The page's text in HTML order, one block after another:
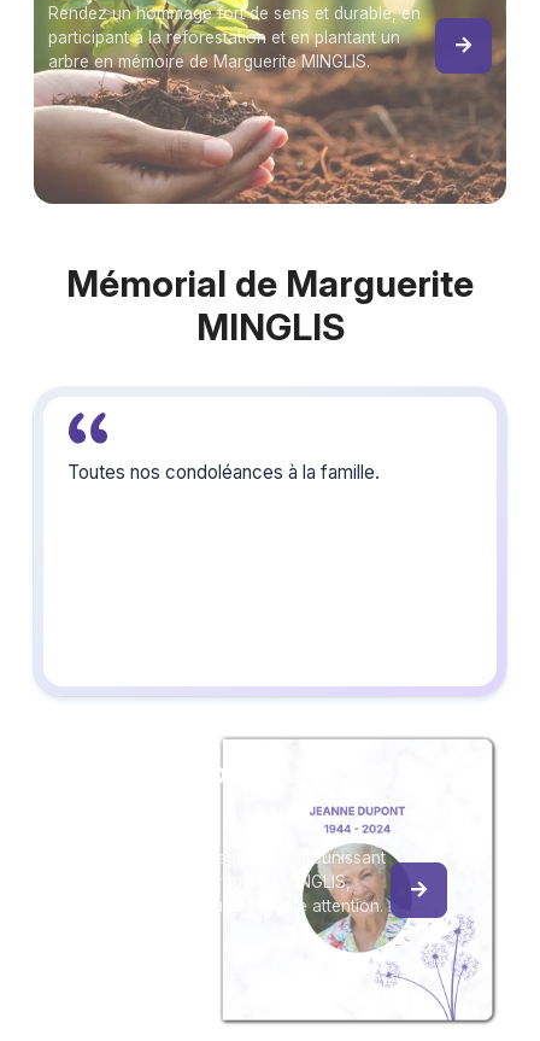
Rendez un hommage fort de sens et durable, en
participant à la reforestation et en plantant un
arbre en mémoire de Marguerite MINGLIS.
Mémorial de Marguerite
MINGLIS
Toutes nos condoléances à la famille.
Créez un album
Créez un album collaboratif en réunissant
les hommages à Marguerite MINGLIS,
pour vous ou pour une délicate attention.